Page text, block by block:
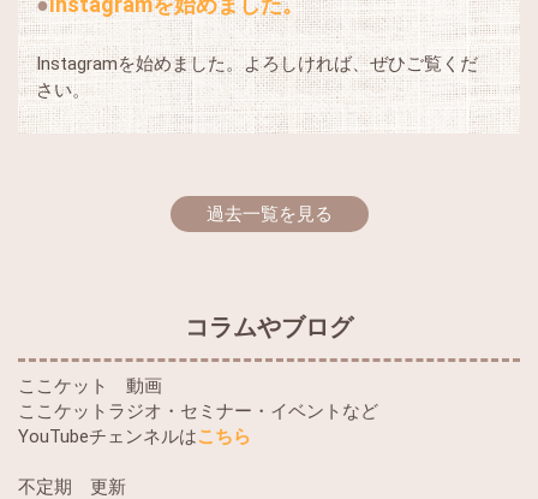
Instagramを始めました。よろしければ、ぜひご覧くだ
さい。
過去一覧を見る
コラムやブログ
ここケット 動画
ここケットラジオ・セミナー・イベントなど
YouTubeチェンネルはこちら
不定期 更新